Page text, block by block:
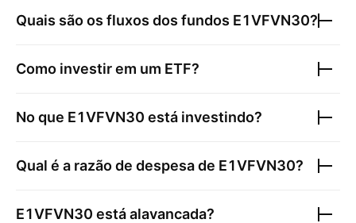
Quais são os fluxos dos fundos E1VFVN30?
Como investir em um ETF?
No que E1VFVN30 está investindo?
Qual é a razão de despesa de E1VFVN30?
E1VFVN30 está alavancada?